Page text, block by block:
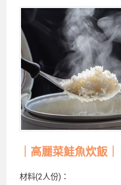
｜高麗菜鮭魚炊飯｜
材料(2人份)：